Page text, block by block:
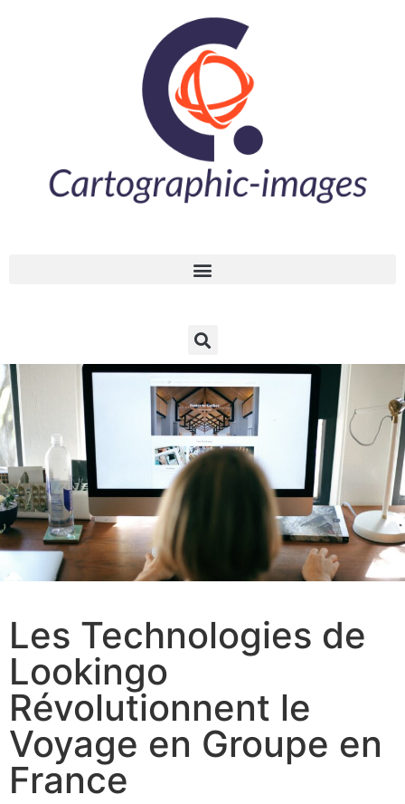
Les Technologies de
Lookingo
Révolutionnent le
Voyage en Groupe en
France